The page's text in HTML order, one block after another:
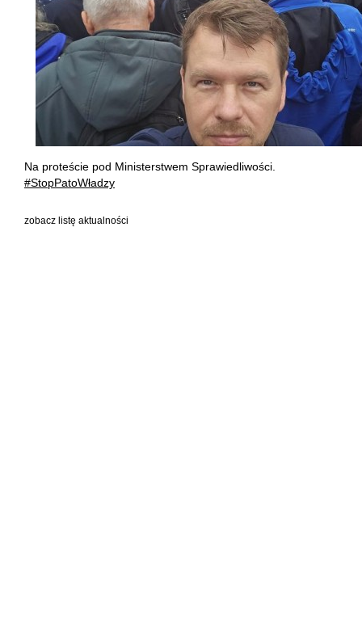
Na proteście pod Ministerstwem Sprawiedliwości.
#StopPatoWładzy
zobacz listę aktualności